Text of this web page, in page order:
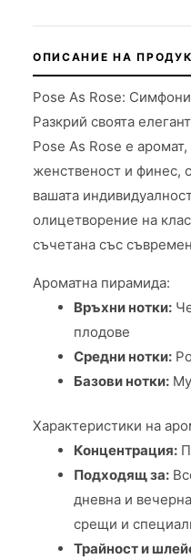
ОПИСАНИЕ НА
Pose As Rose:
Разкрий своята
Pose As Rose е
женственост и финес,
вашата
олицетворение на
съчетана със
Ароматна пирамида:
Връхни нотки:
плодове
Средни нотки:
Базови нотки:
Характеристики на
Концентрация:
Подходящ за:
дневна и
срещи и
Трайност и